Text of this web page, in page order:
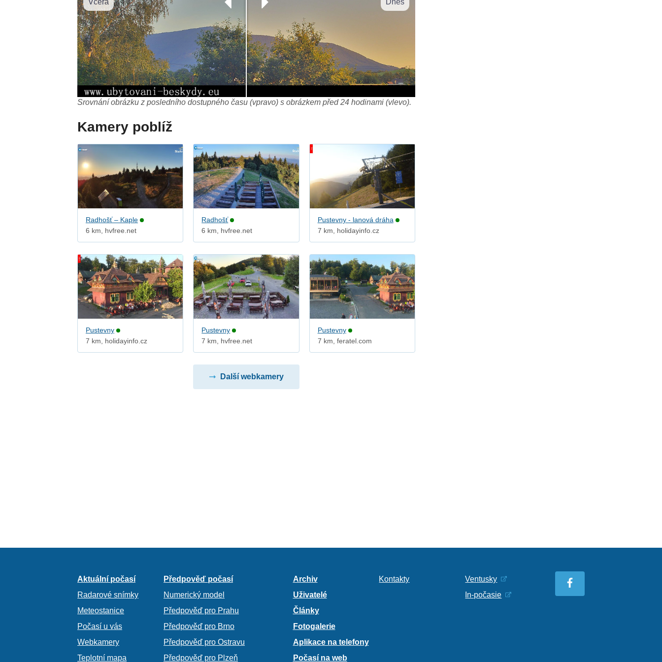
Včera Dnes
Srovnání obrázku z posledního dostupného času (vpravo) s obrázkem před 24 hodinami (vlevo).
Kamery poblíž
Radhošť – Kaple
6 km, hvfree.net
Radhošť
6 km, hvfree.net
Pustevny - lanová dráha
7 km, holidayinfo.cz
Pustevny
7 km, holidayinfo.cz
Pustevny
7 km, hvfree.net
Pustevny
7 km, feratel.com
Další webkamery
Aktuální počasí
Radarové snímky
Meteostanice
Počasí u vás
Webkamery
Teplotní mapa
Předpověď počasí
Numerický model
Předpověď pro Prahu
Předpověď pro Brno
Předpověď pro Ostravu
Předpověď pro Plzeň
Archiv
Uživatelé
Články
Fotogalerie
Aplikace na telefony
Počasí na web
Kontakty
Ventusky
In-počasie